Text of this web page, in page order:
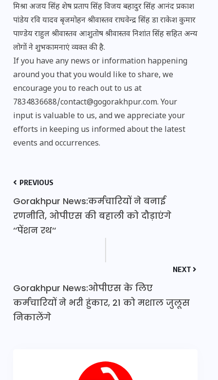
मिश्रा अजय सिंह शेष प्रताप सिंह विजय बहादुर सिंह आनंद प्रकाश
पांडेय रवि यादव बृजमोहन श्रीवास्तव राघवेन्द्र सिंह डा राकेश कुमार
पाण्डेय राहुल श्रीवास्तव आशुतोष श्रीवास्तव निशांत सिंह सहित अन्य
लोगों ने शुभकामनाएं व्यक्त की है.
If you have any news or information happening
around you that you would like to share, we
encourage you to reach out to us at
7834836688/contact@gogorakhpur.com. Your
input is valuable to us, and we appreciate your
efforts in keeping us informed about the latest
events and occurrences.
PREVIOUS
Gorakhpur News:कर्मचारियों ने बनाई
रणनीति, ओपीएस की बहाली को दौड़ाएंगे
‘‘पेंशन रथ‘‘
NEXT
Gorakhpur News:ओपीएस के लिए
कर्मचारियों ने भरी हुंकार, 21 को मशाल जुलूस
निकालेंगे